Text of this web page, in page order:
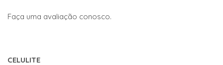
Faça uma avaliação conosco.
CELULITE